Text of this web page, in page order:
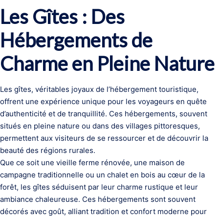
Les Gîtes : Des
Hébergements de
Charme en Pleine Nature
Les gîtes, véritables joyaux de l’hébergement touristique,
offrent une expérience unique pour les voyageurs en quête
d’authenticité et de tranquillité. Ces hébergements, souvent
situés en pleine nature ou dans des villages pittoresques,
permettent aux visiteurs de se ressourcer et de découvrir la
beauté des régions rurales.
Que ce soit une vieille ferme rénovée, une maison de
campagne traditionnelle ou un chalet en bois au cœur de la
forêt, les gîtes séduisent par leur charme rustique et leur
ambiance chaleureuse. Ces hébergements sont souvent
décorés avec goût, alliant tradition et confort moderne pour